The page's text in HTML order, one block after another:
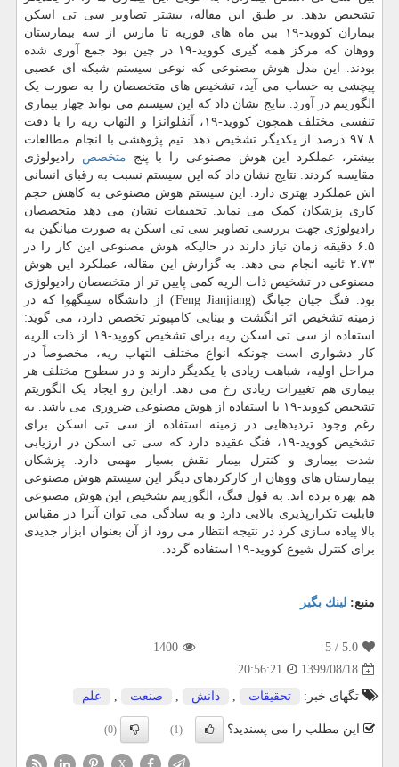
تشخیص بدهد. بر طبق این مقاله، بیشتر تصاویر سی تی اسکن
بیماران کووید-۱۹ بین ماه های فوریه تا مارس از سه بیمارستان
ووهان که مرکز همه گیری کووید-۱۹ در چین بود جمع آوری شده
بودند. این مدل هوش مصنوعی که نوعی سیستم شبکه ای عصبی
پیچشی به حساب می آید، تشخیص های متخصصان را به صورت یک
الگوریتم در آورد. نتایج نشان داد که این سیستم می تواند چهار بیماری
تنفسی مختلف همچون کووید-۱۹، آنفلوانزا و التهاب ریه را با دقت
۹۷.۸ درصد از یکدیگر تشخیص دهد. تیم پژوهشی با انجام مطالعات
بیشتر، عملکرد این هوش مصنوعی را با پنج متخصص رادیولوژی
مقایسه کردند. نتایج نشان داد که این سیستم نسبت به رقبای انسانی
اش عملکرد بهتری دارد. این سیستم هوش مصنوعی به کاهش حجم
کاری پزشکان کمک می نماید. تحقیقات نشان می دهد متخصصان
رادیولوژی جهت بررسی تصاویر سی تی اسکن به صورت میانگین به
۶.۵ دقیقه زمان نیاز دارند در حالیکه هوش مصنوعی این کار را در
۲.۷۳ ثانیه انجام می دهد. به گزارش این مقاله، عملکرد این هوش
مصنوعی در تشخیص ذات الریه کمی پایین تر از متخصصان رادیولوژی
بود. فنگ جیان جیانگ (Feng Jianjiang) از دانشگاه سینگهوا که در
زمینه تشخیص اثر انگشت و بینایی کامپیوتر تخصص دارد، می گوید:
استفاده از سی تی اسکن ریه برای تشخیص کووید-۱۹ از ذات الریه
کار دشواری است چونکه انواع مختلف التهاب ریه، مخصوصاً در
مراحل اولیه، شباهت زیادی با یکدیگر دارند و در سطوح مختلف هر
بیماری هم تغییرات زیادی رخ می دهد. ازاین رو ایجاد یک الگوریتم
تشخیص کووید-۱۹ با استفاده از هوش مصنوعی ضروری می باشد. به
رغم وجود تردیدهایی در زمینه استفاده از سی تی اسکن برای
تشخیص کووید-۱۹، فنگ عقیده دارد که سی تی اسکن در ارزیابی
شدت بیماری و کنترل بیمار نقش بسیار مهمی دارد. پزشکان
بیمارستان های ووهان از کارکردهای دیگر این سیستم هوش مصنوعی
هم بهره برده اند. به قول فنگ، الگوریتم تشخیص این هوش مصنوعی
قابلیت تکرارپذیری بالایی دارد و به سادگی می توان آنرا در مقیاس
بالا پیاده سازی کرد در نتیجه انتظار می رود از آن بعنوان ابزار جدیدی
برای کنترل شیوع کووید-۱۹ استفاده گردد.
منبع: لینك بگیر
5.0
/ 5
1400
1399/08/18
20:56:21
تگهای خبر:
تحقیقات , دانش , صنعت , علم
این مطلب را می پسندید؟ (1)
(0)